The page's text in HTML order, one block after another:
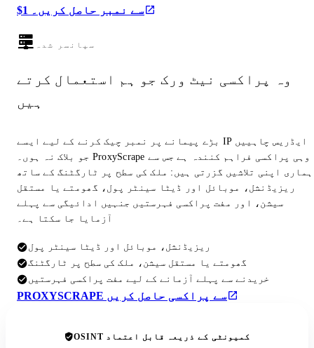
$1 سے نمبر حاصل کریں۔
سپانسر شدہ
وہ پراکسی نیٹ ورک جو ہم استعمال کرتے
ہیں
بڑے پیمانے پر نمبر چیک کرنے کے لیے ایسے IP ایڈریس چاہییں
جو بلاک نہ ہوں۔ ProxyScrape وہی پراکسی فراہم کنندہ ہے جس سے
ہماری اپنی تلاشیں گزرتی ہیں: ملک کی سطح پر ٹارگٹنگ کے ساتھ
ریزیڈنشل، موبائل اور ڈیٹا سینٹر پول، گھومتے یا مستقل
سیشن، اور مفت پراکسی فہرستیں جنہیں ادائیگی سے پہلے
آزمایا جا سکتا ہے۔
ریزیڈنشل، موبائل اور ڈیٹا سینٹر پول
گھومتے یا مستقل سیشن، ملک کی سطح پر ٹارگٹنگ
خریدنے سے پہلے آزمانے کے لیے مفت پراکسی فہرستیں
PROXYSCRAPE سے پراکسی حاصل کریں
OSINT کمیونٹی کے ذریعہ قابل اعتماد